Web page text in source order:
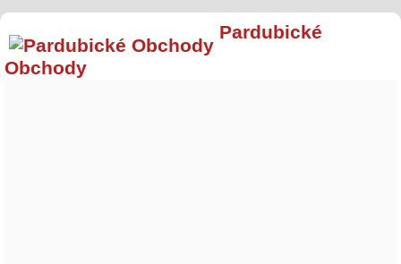
Pardubické
Obchody